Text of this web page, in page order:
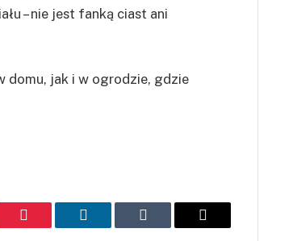
– nie jest fanką ciast ani
domu, jak i w ogrodzie, gdzie
Pinterest LinkedIn Tumblr Email